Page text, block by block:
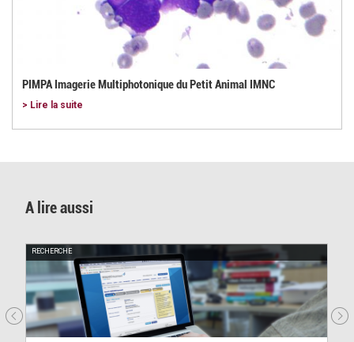
PIMPA Imagerie Multiphotonique du Petit Animal IMNC
> Lire la suite
A lire aussi
RECHERCHE